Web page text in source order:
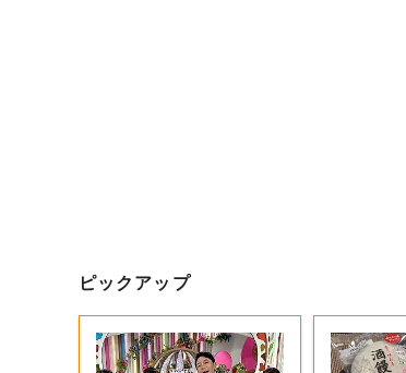
ピックアップ